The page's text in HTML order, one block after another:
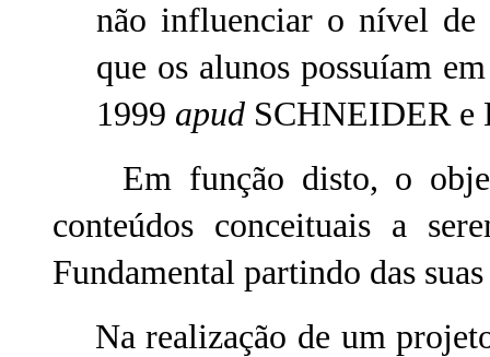
não influenciar o nível de
que os alunos possuíam
1999 apud SCHNEIDER e
Em função disto, o
conteúdos conceituais a
Fundamental partindo das suas
Na realização de um